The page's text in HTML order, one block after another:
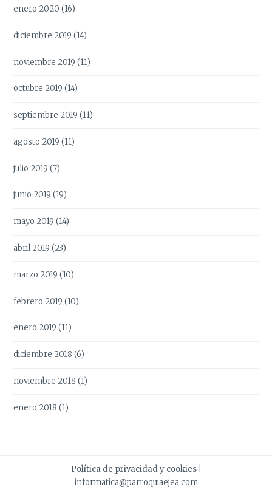
enero 2020 (16)
diciembre 2019 (14)
noviembre 2019 (11)
octubre 2019 (14)
septiembre 2019 (11)
agosto 2019 (11)
julio 2019 (7)
junio 2019 (19)
mayo 2019 (14)
abril 2019 (23)
marzo 2019 (10)
febrero 2019 (10)
enero 2019 (11)
diciembre 2018 (6)
noviembre 2018 (1)
enero 2018 (1)
Política de privacidad y cookies
informatica@parroquiaejea.com